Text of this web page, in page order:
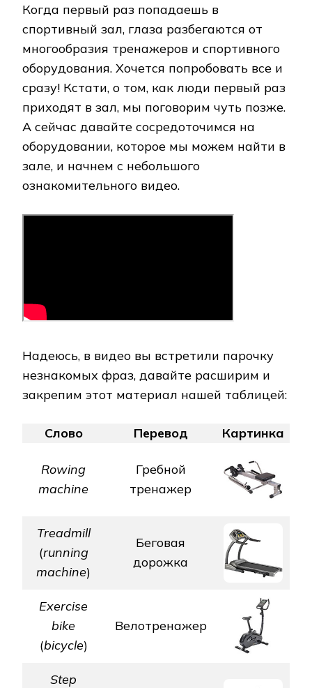
Когда первый раз попадаешь в
спортивный зал, глаза разбегаются от
многообразия тренажеров и спортивного
оборудования. Хочется попробовать все и
сразу! Кстати, о том, как люди первый раз
приходят в зал, мы поговорим чуть позже.
А сейчас давайте сосредоточимся на
оборудовании, которое мы можем найти в
зале, и начнем с небольшого
ознакомительного видео.
Надеюсь, в видео вы встретили парочку
незнакомых фраз, давайте расширим и
закрепим этот материал нашей таблицей:
Слово Перевод Картинка
Rowing
machine
Гребной
тренажер
Treadmill
(running
machine)
Беговая
дорожка
Exercise
bike
(bicycle)
Велотренажер
Step